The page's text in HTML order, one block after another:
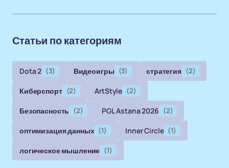
Статьи по категориям
Dota 2 (3) Видеоигры (3) стратегия (2)
Киберспорт (2) ArtStyle (2)
Безопасность (2) PGL Astana 2026 (2)
оптимизация данных (1) Inner Circle (1)
логическое мышление (1)